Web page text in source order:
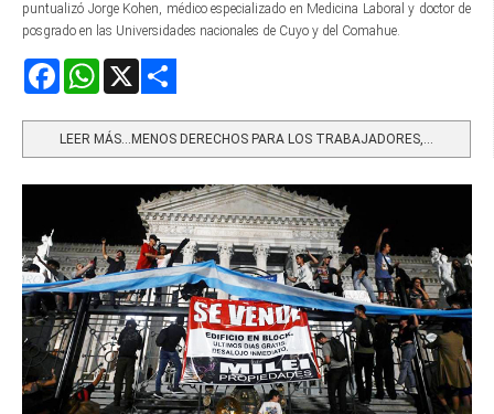
puntualizó Jorge Kohen, médico especializado en Medicina Laboral y doctor de
posgrado en las Universidades nacionales de Cuyo y del Comahue.
FacebookWhatsApp
LEER MÁS…MENOS DERECHOS PARA LOS TRABAJADORES,...